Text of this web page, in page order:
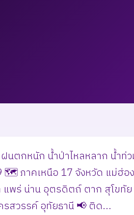
ตกหนัก น้ำป่าไหลหลาก น้ำท่ว
ภาคเหนือ 17 จังหวัด แม่ฮ่อง
แพร่ น่าน อุตรดิตถ์ ตาก สุโขทั
สวรรค์ อุทัยธานี 📢 ติด...